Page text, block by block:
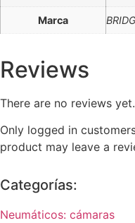
Marca
Reviews
There are no reviews yet.
Only logged in
product may leave a
Categorías:
Neumáticos: cámaras